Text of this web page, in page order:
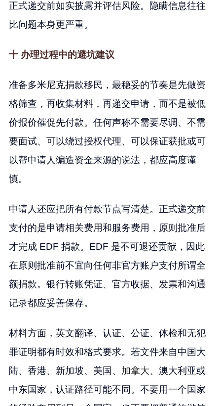
正式递交前如实披露并评估风险。隐瞒信息往往
比问题本身更严重。
十 办理过程中的避坑建议
准备多米尼克捐款移民，最稳妥的节奏是先做资
格筛查，再收集材料，再递交申请，而不是被低
价报价催促先付款。任何声称不需要尽调、不需
要面试、可以绕过授权代理、可以保证获批或可
以帮申请人编造资金来源的说法，都应高度谨
慎。
申请人还应把所有付款节点写清楚。正式递交前
支付的是申请相关费用和服务费用，原则批准后
才完成 EDF 捐款。EDF 是不可退还贡献，因此
在原则批准前不宜向任何非官方账户支付所谓全
额捐款。银行转账凭证、官方收据、发票和沟通
记录都应妥善保存。
材料方面，英文翻译、认证、公证、体检和无犯
罪证明都有时效和格式要求。若文件来自中国大
陆、香港、新加坡、美国、 加拿大、澳大利亚或
中东国家，认证路径可能不同。不要用一个国家